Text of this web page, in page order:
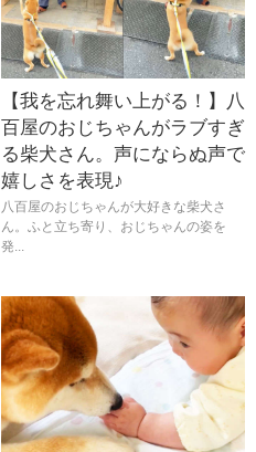
【我を忘れ舞い上がる！】八
百屋のおじちゃんがラブすぎ
る柴犬さん。声にならぬ声で
嬉しさを表現♪
八百屋のおじちゃんが大好きな柴犬さ
ん。ふと立ち寄り、おじちゃんの姿を
発...